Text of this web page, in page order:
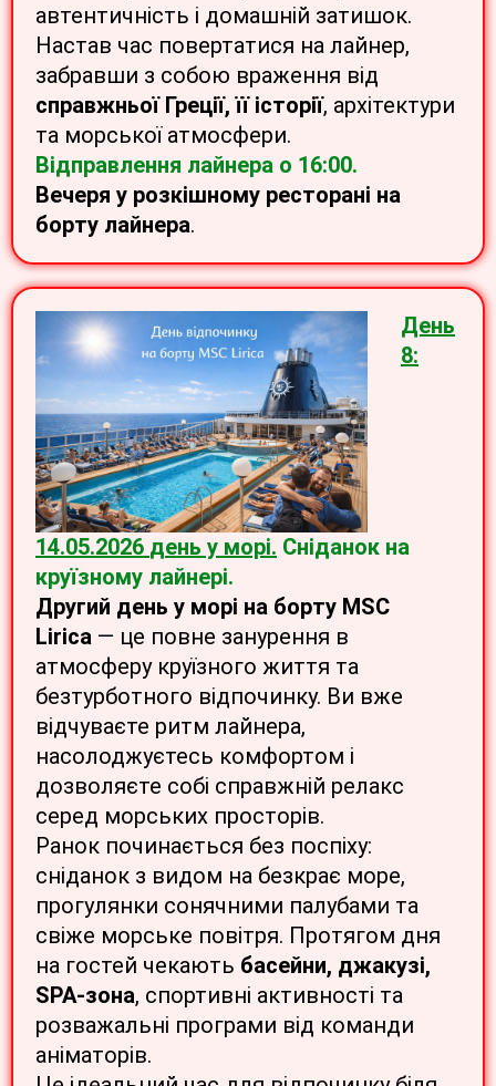
автентичність і домашній затишок.
Настав час повертатися на лайнер,
забравши з собою враження від
справжньої Греції, її історії, архітектури
та морської атмосфери.
Відправлення лайнера о 16:00.
Вечеря у розкішному ресторані на
борту лайнера.
День
8:
14.05.2026 день у морі. Сніданок на
круїзному лайнері.
Другий день у морі на борту MSC
Lirica — це повне занурення в
атмосферу круїзного життя та
безтурботного відпочинку. Ви вже
відчуваєте ритм лайнера,
насолоджуєтесь комфортом і
дозволяєте собі справжній релакс
серед морських просторів.
Ранок починається без поспіху:
сніданок з видом на безкрає море,
прогулянки сонячними палубами та
свіже морське повітря. Протягом дня
на гостей чекають басейни, джакузі,
SPA-зона, спортивні активності та
розважальні програми від команди
аніматорів.